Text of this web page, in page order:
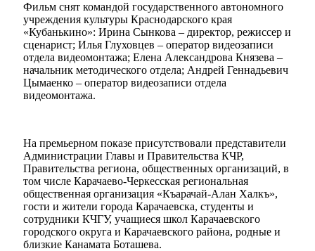
Фильм снят командой государственного автономного
учреждения культуры Краснодарского края
«Кубанькино»: Ирина Сынкова – директор, режиссер и
сценарист; Илья Глуховцев – оператор видеозаписи
отдела видеомонтажа; Елена Александрова Князева –
начальник методического отдела; Андрей Геннадьевич
Цымаенко – оператор видеозаписи отдела
видеомонтажа.
На премьерном показе присутствовали представители
Администрации Главы и Правительства КЧР,
Правительства региона, общественных организаций, в
том числе Карачаево-Черкесская региональная
общественная организация «Къарачай-Алан Халкъ»,
гости и жители города Карачаевска, студенты и
сотрудники КЧГУ, учащиеся школ Карачаевского
городского округа и Карачаевского района, родные и
близкие Канамата Боташева.